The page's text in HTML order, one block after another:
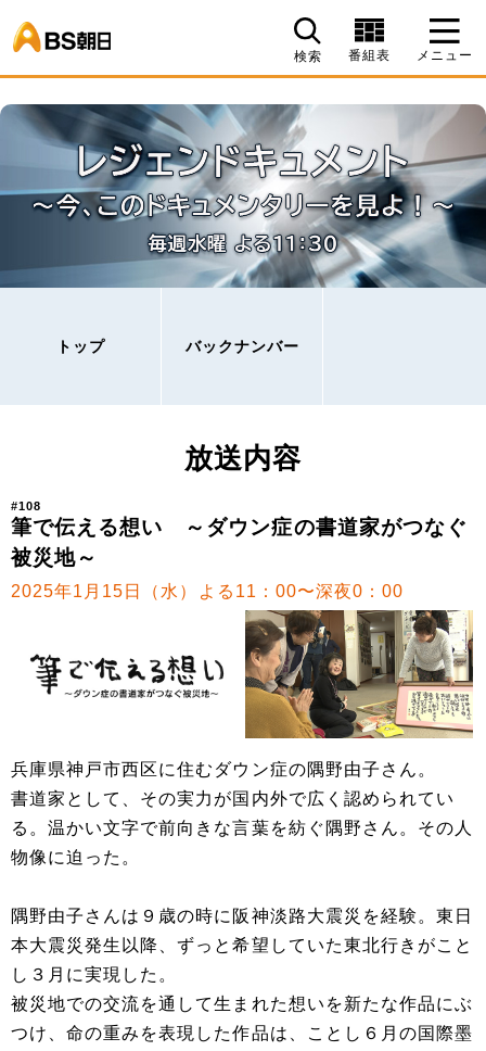
検索 番組表 メニュー
トップ バックナンバー
放送内容
#108
筆で伝える想い ～ダウン症の書道家がつなぐ
被災地～
2025年1月15日（水）よる11：00〜深夜0：00
兵庫県神戸市西区に住むダウン症の隅野由子さん。
書道家として、その実力が国内外で広く認められてい
る。温かい文字で前向きな言葉を紡ぐ隅野さん。その人
物像に迫った。
隅野由子さんは９歳の時に阪神淡路大震災を経験。東日
本大震災発生以降、ずっと希望していた東北行きがこと
し３月に実現した。
被災地での交流を通して生まれた想いを新たな作品にぶ
つけ、命の重みを表現した作品は、ことし６月の国際墨